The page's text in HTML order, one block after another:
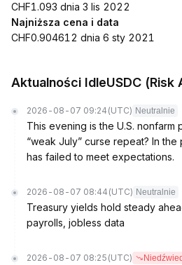
CHF1.093 dnia 3 lis 2022
Najniższa cena i data
CHF0.904612 dnia 6 sty 2021
Aktualności IdleUSDC (Risk
2026-08-07 09:24 (UTC) Neutralnie
This evening is the U.S. nonfarm
“weak July” curse repeat? In
has failed to meet expectations.
2026-08-07 08:44 (UTC) Neutralnie
Treasury yields hold steady
payrolls, jobless data
2026-08-07 08:25 (UTC)